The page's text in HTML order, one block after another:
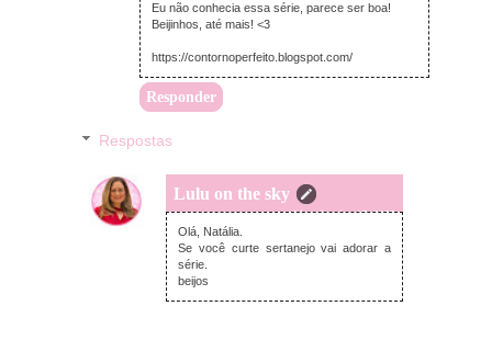
Eu não conhecia essa série, parece ser boa!
Beijinhos, até mais! <3
https://contornoperfeito.blogspot.com/
Responder
Respostas
Lulu on the sky
sexta-feira, janeiro 17, 2025
Olá, Natália.
Se você curte sertanejo vai adorar a
série.
beijos